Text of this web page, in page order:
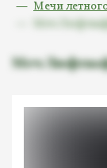
Мечи
Меч